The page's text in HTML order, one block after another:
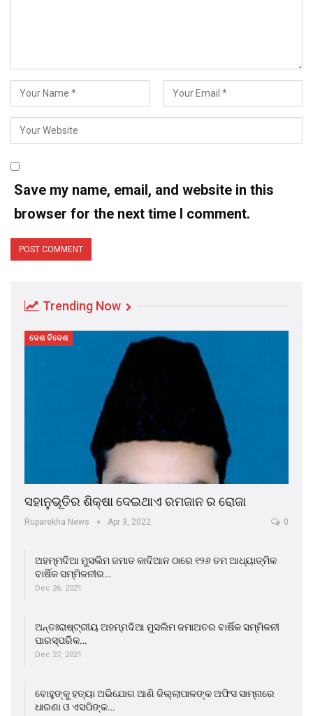
Save my name, email, and website in this
browser for the next time I comment.
Trending Now
ଦେଶ ବିଦେଶ
ସହାନୁଭୂତିର ଶିକ୍ଷା ଦେଇଥାଏ ରମଜାନ ର ରୋଜା
Ruparekha News Apr 3, 2022 0
ଅହମ୍ମଦିଆ ମୁସଲିମ ଜମାତ କାଦିଆନ ଠାରେ ୧୨୬ ତମ ଆଧ୍ୟାତ୍ମିକ
ବାର୍ଷିକ ସମ୍ମିଳନୀର…
Dec 26, 2021
ଅନ୍ତଃରାଷ୍ଟ୍ରୀୟ ଅହମ୍ମଦିଆ ମୁସଲିମ ଜମାଅତର ବାର୍ଷିକ ସମ୍ମିଳନୀ
ପାରସ୍ପରିକ…
Dec 27, 2021
ବୋହୁଙ୍କୁ ହତ୍ୟା ଅଭିଯୋଗ ଆଣି ଜିଲ୍ଲାପାଳଙ୍କ ଅଫିସ ସାମ୍ନାରେ
ଧାରଣା ଓ ଏସପିଙ୍କ…